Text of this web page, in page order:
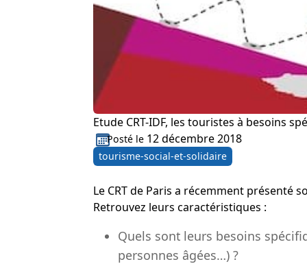
Etude CRT-IDF, les touristes à besoins
Posté le 12 décembre 2018
tourisme-social-et-solidaire
Le CRT de Paris a récemment présenté
Retrouvez leurs caractéristiques :
Quels sont leurs besoins
personnes âgées…) ?